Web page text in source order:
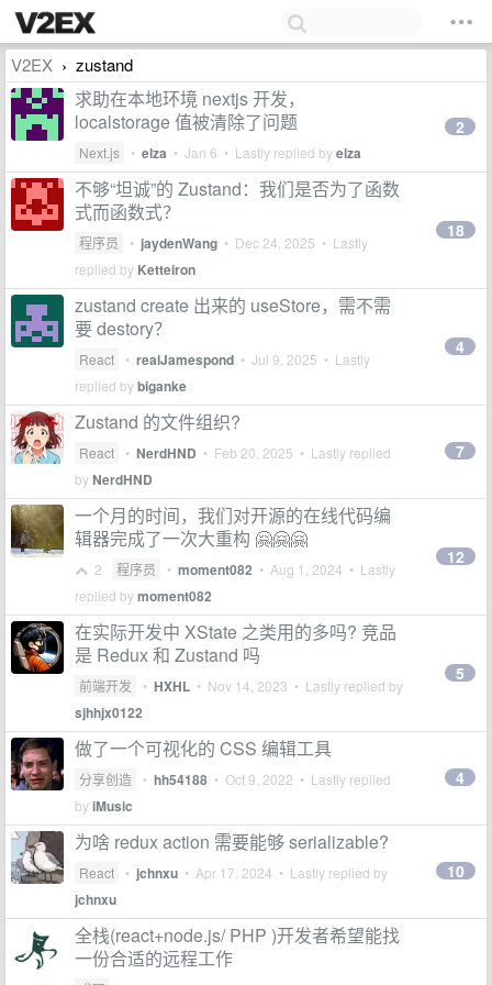
V2EX › zustand
求助在本地环境 nextjs 开发，
localstorage 值被清除了问题
Next.js • elza • Jan 6 • Lastly replied byelza
2
不够“坦诚”的 Zustand：我们是否为了函数
式而函数式？
程序员 • jaydenWang • Dec 24, 2025 • Lastly
replied by Ketteiron
18
zustand create 出来的 useStore，需不需
要 destory？
React • realJamespond • Jul 9, 2025 • Lastly
replied bybiganke
4
Zustand 的文件组织?
React • NerdHND • Feb 20, 2025 • Lastly replied
byNerdHND
7
一个月的时间，我们对开源的在线代码编
辑器完成了一次大重构 🤗🤗🤗
2 程序员 • moment082 • Aug 1, 2024 • Lastly
replied bymoment082
12
在实际开发中 XState 之类用的多吗? 竞品
是 Redux 和 Zustand 吗
前端开发 • HXHL • Nov 14, 2023 • Lastly replied by
sjhhjx0122
5
做了一个可视化的 CSS 编辑工具
分享创造 • hh54188 • Oct 9, 2022 • Lastly replied
byiMusic
4
为啥 redux action 需要能够 serializable?
React • jchnxu • Apr 17, 2024 • Lastly replied by
jchnxu
10
全栈(react+node.js/ PHP )开发者希望能找
一份合适的远程工作